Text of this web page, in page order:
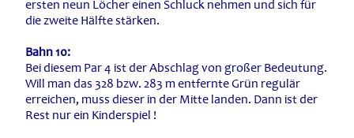
ersten neun Löcher einen Schluck nehmen und sich für
die zweite Hälfte stärken.
Bahn 10:
Bei diesem Par 4 ist der Abschlag von großer Bedeutung.
Will man das 328 bzw. 283 m entfernte Grün regulär
erreichen, muss dieser in der Mitte landen. Dann ist der
Rest nur ein Kinderspiel !